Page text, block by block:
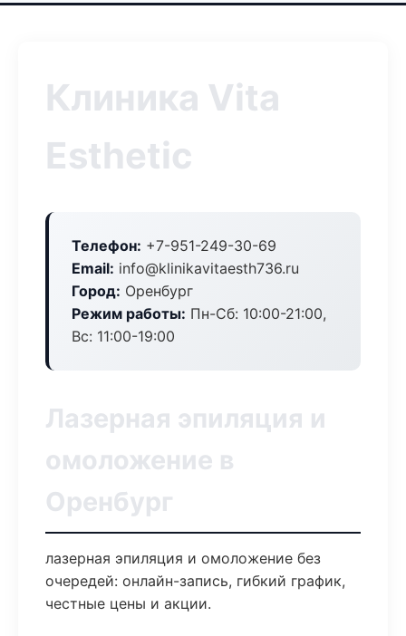
Клиника Vita
Esthetic
Телефон: +7-951-249-30-69
Email: info@klinikavitaesth736.ru
Город: Оренбург
Режим работы: Пн-Сб: 10:00-21:00,
Вс: 11:00-19:00
Лазерная эпиляция и
омоложение в
Оренбург
лазерная эпиляция и омоложение без
очередей: онлайн-запись, гибкий график,
честные цены и акции.